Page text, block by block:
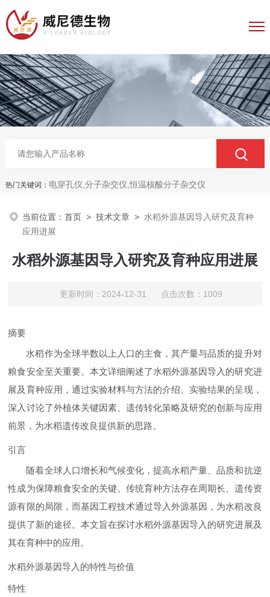
热门关键词： 电穿孔仪,分子杂交仪,恒温核酸分子杂交仪
当前位置：首页 >技术文章 > 水稻外源基因导入研究及育种
应用进展
水稻外源基因导入研究及育种应用进展
更新时间：2024-12-31 点击次数：1009
摘要
水稻作为全球半数以上人口的主食，其产量与品质的提升对
粮食安全至关重要。本文详细阐述了水稻外源基因导入的研究进
展及育种应用，通过实验材料与方法的介绍、实验结果的呈现，
深入讨论了外植体关键因素、遗传转化策略及研究的创新与应用
前景，为水稻遗传改良提供新的思路。
引言
随着全球人口增长和气候变化，提高水稻产量、品质和抗逆
性成为保障粮食安全的关键。传统育种方法存在周期长、遗传资
源有限的局限，而基因工程技术通过导入外源基因，为水稻改良
提供了新的途径。本文旨在探讨水稻外源基因导入的研究进展及
其在育种中的应用。
水稻外源基因导入的特性与价值
特性